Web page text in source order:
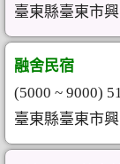
臺東縣臺東市
融舍民宿
(5000 ~ 9000)
臺東縣臺東市